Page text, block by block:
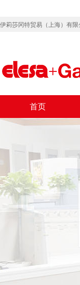
伊莉莎冈特贸易（上海）有限
首页